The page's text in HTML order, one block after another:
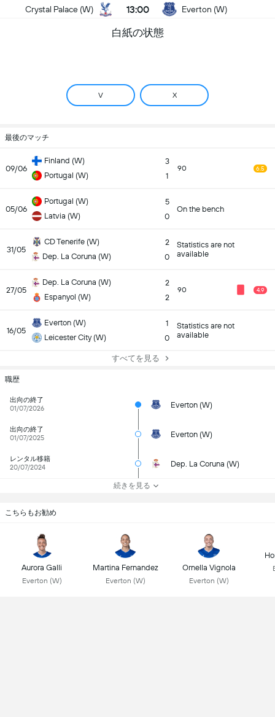
Crystal Palace (W) 13:00 Everton (W)
白紙の状態
V X
最後のマッチ
09/06
Finland (W)
Portugal (W)
3
1
90 6.5
05/06
Portugal (W)
Latvia (W)
5
0
On the bench
31/05
CD Tenerife (W)
Dep. La Coruna (W)
2
0
Statistics are not
available
27/05
Dep. La Coruna (W)
Espanyol (W)
2
2
90 4.9
16/05
Everton (W)
Leicester City (W)
1
0
Statistics are not
available
すべてを見る
職歴
出向の終了
01/07/2026
Everton (W)
出向の終了
01/07/2025
Everton (W)
レンタル移籍
20/07/2024
Dep. La Coruna (W)
続きを見る
こちらもお勧め
Aurora Galli
Everton (W)
Martina Fernandez
Everton (W)
Ornella Vignola
Everton (W)